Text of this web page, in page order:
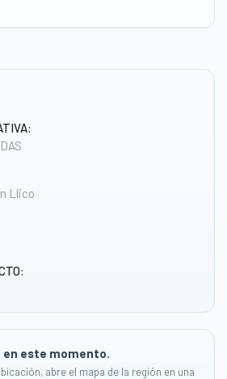
Llico
en este momento.
abre el mapa de la región en una